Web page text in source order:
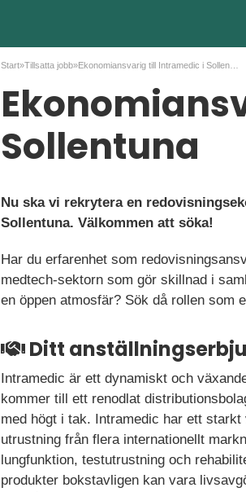
Start»Tillsatta jobb»
Sollentuna
Nu ska vi rekrytera en
Sollentuna. Välkommen att söka!
Har du erfarenhet som
medtech-sektorn som gör skillnad i
en öppen atmosfär? Sök då rollen som
Ditt
Intramedic är ett dynamiskt och
kommer till ett renodlat
med högt i tak. Intramedic har ett
utrustning från flera internationellt
lungfunktion, testutrustning och
produkter bokstavligen kan vara